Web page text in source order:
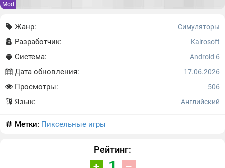
Mod
Жанр: Симуляторы
Разработчик: Kairosoft
Система: Android 6
Дата обновления: 17.06.2026
Просмотры: 506
Язык: Английский
Метки: Пиксельные игры
Рейтинг: